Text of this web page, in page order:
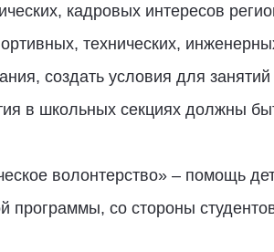
кадровых интересов
технических,
создать условия для
в школьных секциях должны
волонтерство» – помощь
программы, со стороны